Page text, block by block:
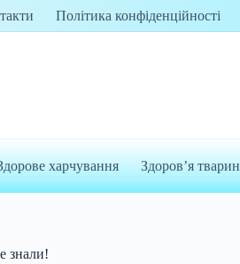
Політика конфіденційності
харчування Здоров’я тварин
знали!